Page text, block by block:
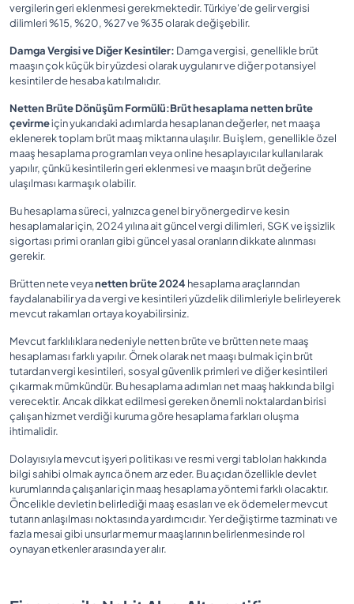
vergilerin geri eklenmesi gerekmektedir. Türkiye'de gelir vergisi
dilimleri %15, %20, %27 ve %35 olarak değişebilir.
Damga Vergisi ve Diğer Kesintiler: Damga vergisi, genellikle brüt
maaşın çok küçük bir yüzdesi olarak uygulanır ve diğer potansiyel
kesintiler de hesaba katılmalıdır.
Netten Brüte Dönüşüm Formülü:Brüt hesaplama netten brüte
çevirmeiçin yukarıdaki adımlarda hesaplanan değerler, net maaşa
eklenerek toplam brüt maaş miktarına ulaşılır. Bu işlem, genellikle özel
maaş hesaplama programları veya online hesaplayıcılar kullanılarak
yapılır, çünkü kesintilerin geri eklenmesi ve maaşın brüt değerine
ulaşılması karmaşık olabilir.
Bu hesaplama süreci, yalnızca genel bir yönergedir ve kesin
hesaplamalar için, 2024 yılına ait güncel vergi dilimleri, SGK ve işsizlik
sigortası primi oranları gibi güncel yasal oranların dikkate alınması
gerekir.
Brütten nete veyanetten brüte 2024 hesaplama araçlarından
faydalanabilir ya da vergi ve kesintileri yüzdelik dilimleriyle belirleyerek
mevcut rakamları ortaya koyabilirsiniz.
Mevcut farklılıklara nedeniyle netten brüte ve brütten nete maaş
hesaplaması farklı yapılır. Örnek olarak net maaşı bulmak için brüt
tutardan vergi kesintileri, sosyal güvenlik primleri ve diğer kesintileri
çıkarmak mümkündür. Bu hesaplama adımları net maaş hakkında bilgi
verecektir. Ancak dikkat edilmesi gereken önemli noktalardan birisi
çalışan hizmet verdiği kuruma göre hesaplama farkları oluşma
ihtimalidir.
Dolayısıyla mevcut işyeri politikası ve resmi vergi tabloları hakkında
bilgi sahibi olmak ayrıca önem arz eder. Bu açıdan özellikle devlet
kurumlarında çalışanlar için maaş hesaplama yöntemi farklı olacaktır.
Öncelikle devletin belirlediği maaş esasları ve ek ödemeler mevcut
tutarın anlaşılması noktasında yardımcıdır. Yer değiştirme tazminatı ve
fazla mesai gibi unsurlar memur maaşlarının belirlenmesinde rol
oynayan etkenler arasında yer alır.